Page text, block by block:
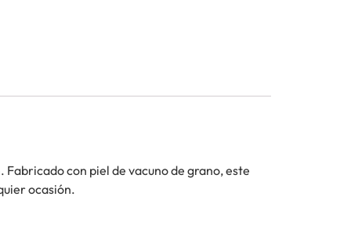
con piel de vacuno de grano, este
ocasión.